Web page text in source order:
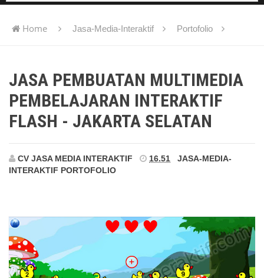
Home Jasa-Media-Interaktif Portofolio
JASA PEMBUATAN MULTIMEDIA
PEMBELAJARAN INTERAKTIF
FLASH - JAKARTA SELATAN
CV JASA MEDIA INTERAKTIF 16.51
JASA-MEDIA-
INTERAKTIF PORTOFOLIO